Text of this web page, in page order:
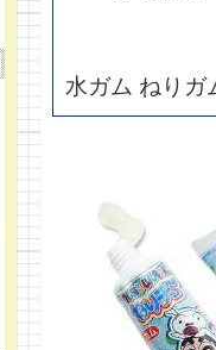
水ガム ねりガ